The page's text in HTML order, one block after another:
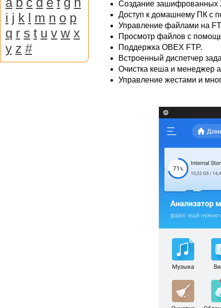
Создание зашифрованных
Доступ к домашнему ПК с
Управление файлами на
Просмотр файлов с
Поддержка OBEX FTP.
Встроенный диспетчер
Очистка кеша и менеджер
Управление жестами и
i j k l m n o p
q r s t u v w x
y z #